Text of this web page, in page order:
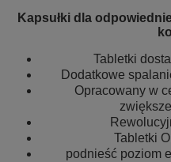
Kapsułki dla
Tabletki
Dodatkowe
Opracowany w
Tabletki
podnieść poziom